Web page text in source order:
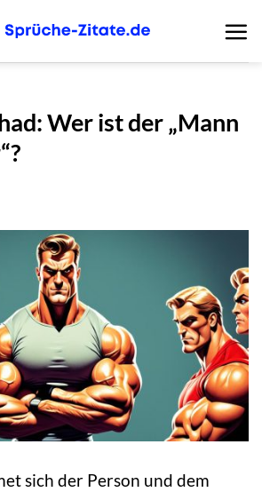
Wer ist der „Mann
sich der Person und dem